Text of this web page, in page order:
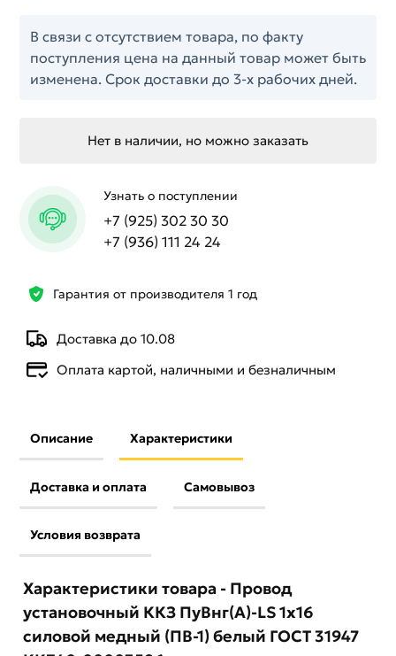
Гарантия от производителя 1 год
Доставка до 10.08
Оплата картой, наличными и безналичным
В связи с отсутствием товара, по факту
поступления цена на данный товар может быть
изменена. Срок доставки до 3-х рабочих дней.
Нет в наличии, но можно заказать
Узнать о поступлении
+7 (925) 302 30 30
+7 (936) 111 24 24
Описание Характеристики
Доставка и оплата Самовывоз
Условия возврата
Характеристики товара - Провод
установочный ККЗ ПуВнг(А)-LS 1х16
силовой медный (ПВ-1) белый ГОСТ 31947